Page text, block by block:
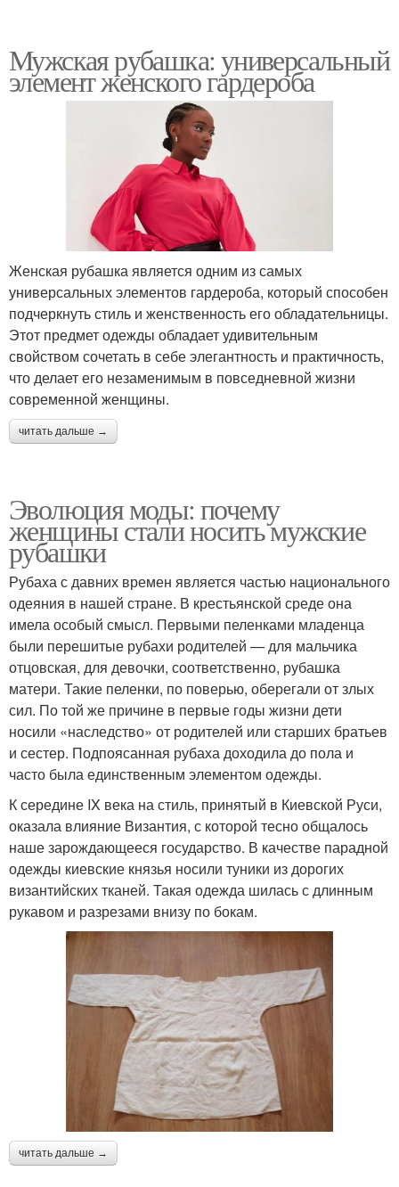
Мужская рубашка: универсальный
элемент женского гардероба
Женская рубашка является одним из самых
универсальных элементов гардероба, который способен
подчеркнуть стиль и женственность его обладательницы.
Этот предмет одежды обладает удивительным
свойством сочетать в себе элегантность и практичность,
что делает его незаменимым в повседневной жизни
современной женщины.
читать дальше →
Эволюция моды: почему
женщины стали носить мужские
рубашки
Рубаха с давних времен является частью национального
одеяния в нашей стране. В крестьянской среде она
имела особый смысл. Первыми пеленками младенца
были перешитые рубахи родителей — для мальчика
отцовская, для девочки, соответственно, рубашка
матери. Такие пеленки, по поверью, оберегали от злых
сил. По той же причине в первые годы жизни дети
носили «наследство» от родителей или старших братьев
и сестер. Подпоясанная рубаха доходила до пола и
часто была единственным элементом одежды.
К середине IX века на стиль, принятый в Киевской Руси,
оказала влияние Византия, с которой тесно общалось
наше зарождающееся государство. В качестве парадной
одежды киевские князья носили туники из дорогих
византийских тканей. Такая одежда шилась с длинным
рукавом и разрезами внизу по бокам.
читать дальше →